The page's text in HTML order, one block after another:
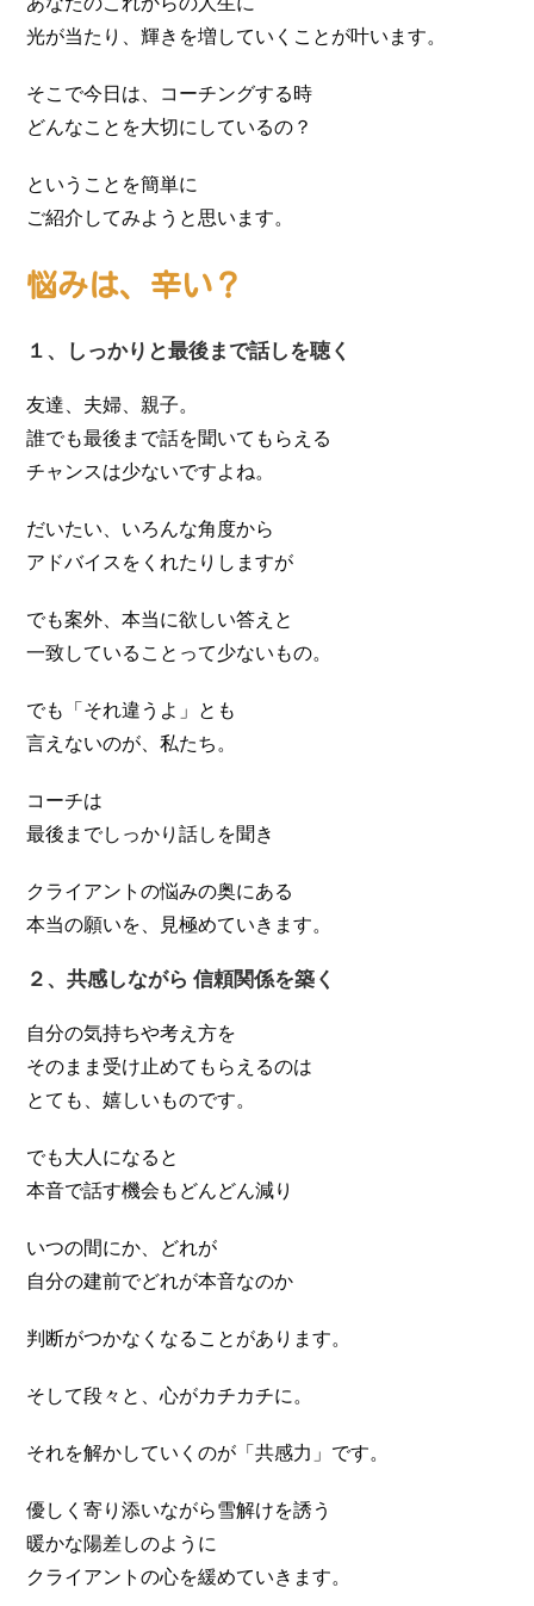
光が当たり、輝きを増していくことが叶います。
そこで今日は、コーチングする時
どんなことを大切にしているの？
ということを簡単に
ご紹介してみようと思います。
悩みは、辛い？
１、しっかりと最後まで話しを聴く
友達、夫婦、親子。
誰でも最後まで話を聞いてもらえる
チャンスは少ないですよね。
だいたい、いろんな角度から
アドバイスをくれたりしますが
でも案外、本当に欲しい答えと
一致していることって少ないもの。
でも「それ違うよ」とも
言えないのが、私たち。
コーチは
最後までしっかり話しを聞き
クライアントの悩みの奥にある
本当の願いを、見極めていきます。
２、共感しながら 信頼関係を築く
自分の気持ちや考え方を
そのまま受け止めてもらえるのは
とても、嬉しいものです。
でも大人になると
本音で話す機会もどんどん減り
いつの間にか、どれが
自分の建前でどれが本音なのか
判断がつかなくなることがあります。
そして段々と、心がカチカチに。
それを解かしていくのが「共感力」です。
優しく寄り添いながら雪解けを誘う
暖かな陽差しのように
クライアントの心を緩めていきます。